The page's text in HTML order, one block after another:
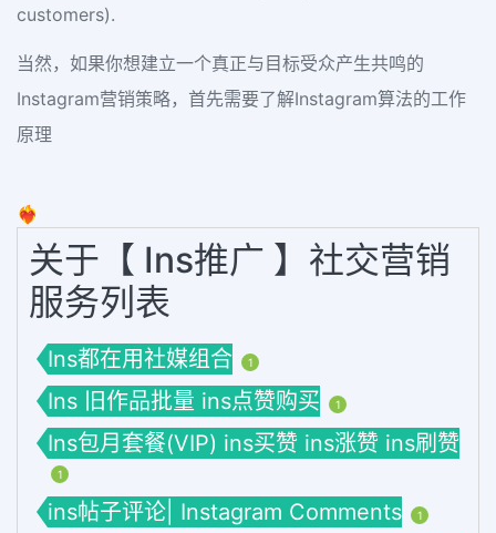
customers).
当然，如果你想建立一个真正与目标受众产生共鸣的
Instagram营销策略，首先需要了解Instagram算法的工作
原理
❤️‍🔥
关于【 Ins推广 】社交营销
服务列表
Ins都在用社媒组合 1
Ins 旧作品批量 ins点赞购买 1
Ins包月套餐(VIP) ins买赞 ins涨赞 ins刷赞
1
ins帖子评论| Instagram Comments 1